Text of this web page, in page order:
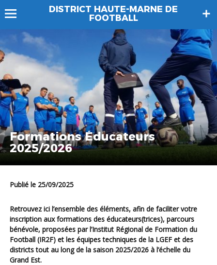
DISTRICT HAUTE-MARNE DE
FOOTBALL
Formations Éducateurs
2025/2026
Publié le 25/09/2025
Retrouvez ici l’ensemble des éléments, afin de faciliter votre
inscription aux formations des éducateurs(trices), parcours
bénévole, proposées par l’Institut Régional de Formation du
Football (IR2F) et les équipes techniques de la LGEF et des
districts tout au long de la saison 2025/2026 à l’échelle du
Grand Est.